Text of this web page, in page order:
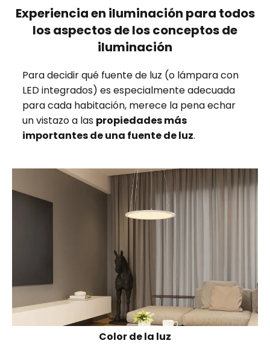
Experiencia en iluminación para todos
los aspectos de los conceptos de
iluminación
Para decidir qué fuente de luz (o lámpara con
LED integrados) es especialmente adecuada
para cada habitación, merece la pena echar
un vistazo a las propiedades más
importantes de una fuente de luz.
Color de la luz